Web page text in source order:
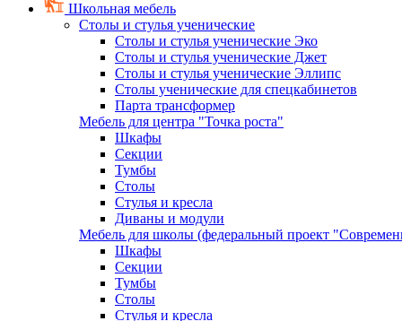
Школьная мебель
Столы и стулья ученические
Столы и стулья ученические Эко
Столы и стулья ученические Джет
Столы и стулья ученические Эллипс
Столы ученические для спецкабинетов
Парта трансформер
Мебель для центра "Точка роста"
Шкафы
Секции
Тумбы
Столы
Стулья и кресла
Диваны и модули
Мебель для школы (федеральный проект
Шкафы
Секции
Тумбы
Столы
Стулья и кресла